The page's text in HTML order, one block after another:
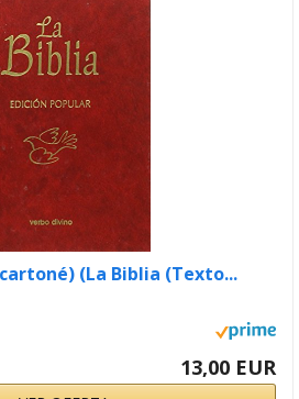
(La Biblia (Texto...
13,00 EUR